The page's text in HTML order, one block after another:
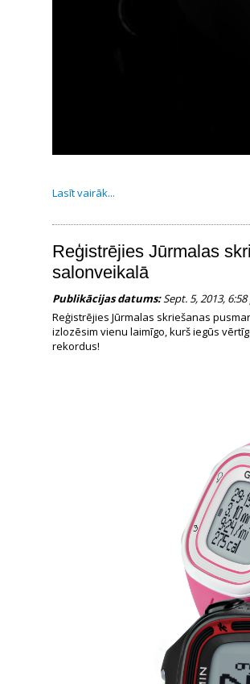
Lasīt vairāk...
Reģistrējies Jūrmalas
salonveikalā
Publikācijas datums:Sept. 5, 2013, 6:58
Reģistrējies Jūrmalas skriešanas
izlozēsim vienu laimīgo, kurš iegūs
rekordus!